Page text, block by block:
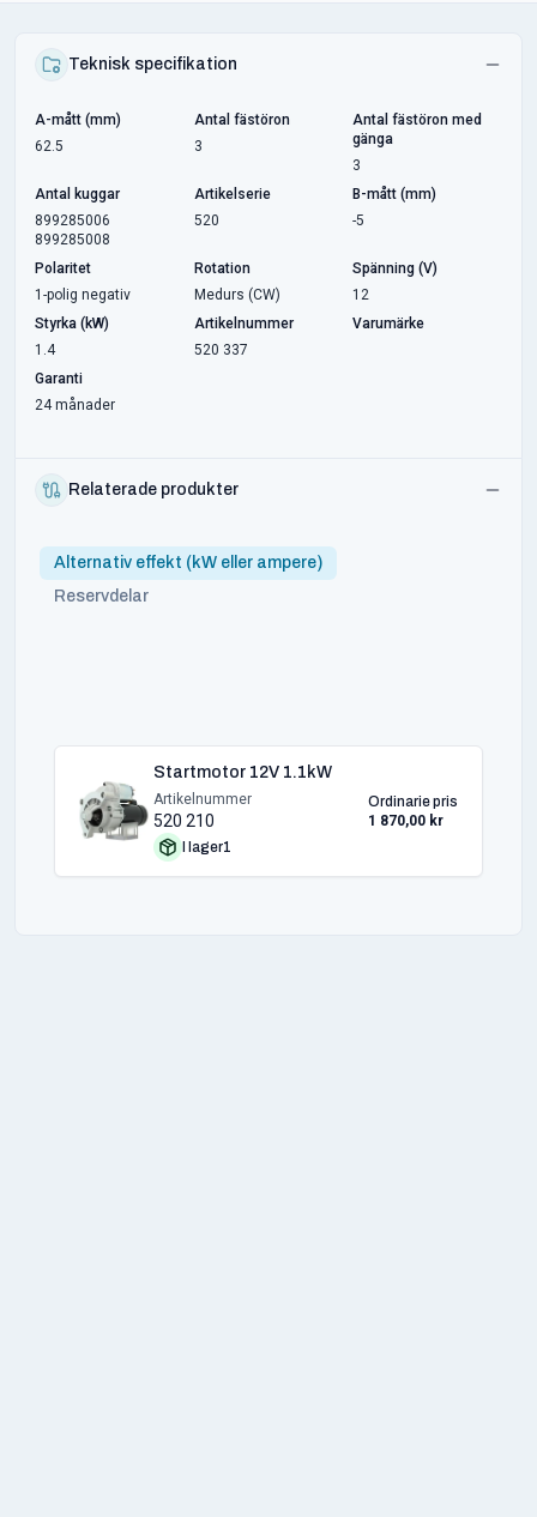
Teknisk specifikation
A-mått (mm)
62.5
Antal fästöron
3
Antal fästöron med
gänga
3
Antal kuggar
899285006
899285008
Artikelserie
520
B-mått (mm)
-5
Polaritet
1-polig negativ
Rotation
Medurs (CW)
Spänning (V)
12
Styrka (kW)
1.4
Artikelnummer
520 337
Varumärke
Garanti
24 månader
Relaterade produkter
Alternativ effekt (kW eller ampere)
Reservdelar
Startmotor 12V 1.1kW
Artikelnummer
520 210
I lager1
Ordinarie pris
1 870,00 kr